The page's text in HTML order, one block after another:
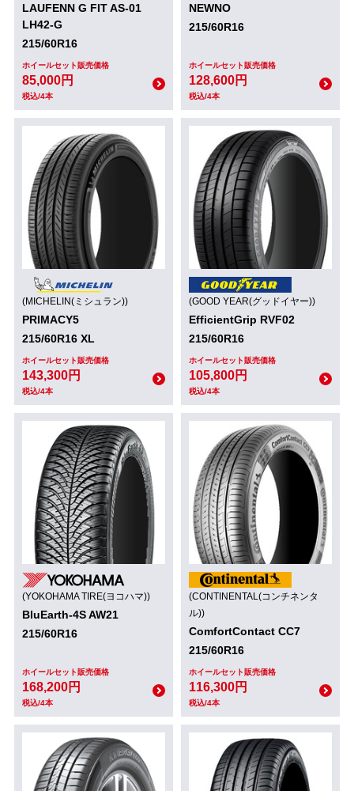
LAUFENN G FIT AS-01
LH42-G
215/60R16
ホイールセット販売価格
85,000円
税込/4本
NEWNO
215/60R16
ホイールセット販売価格
128,600円
税込/4本
(MICHELIN(ミシュラン))
PRIMACY5
215/60R16 XL
ホイールセット販売価格
143,300円
税込/4本
(GOOD YEAR(グッドイヤー))
EfficientGrip RVF02
215/60R16
ホイールセット販売価格
105,800円
税込/4本
(YOKOHAMA TIRE(ヨコハマ))
BluEarth-4S AW21
215/60R16
ホイールセット販売価格
168,200円
税込/4本
(CONTINENTAL(コンチネンタ
ル))
ComfortContact CC7
215/60R16
ホイールセット販売価格
116,300円
税込/4本